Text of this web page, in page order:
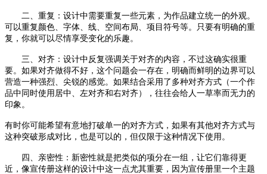
二、重复：设计中需要重复一些元素，为作品建立统一的外观。
可以重复颜色、字体、线、空间布局、项目符号等。只要有明确的重
复，你就可以尽情享受变化的乐趣。
三、对齐：设计中反复强调关于对齐的内容，不过这确实很重
要。如果对齐做得不好，这个问题会一存在，明确而鲜明的边界可以
营造一种强烈、尖锐的感觉。如果结合采用了多种对齐方式（一个作
品中同时使用居中、左对齐和右对齐），往往会给人一草率而无力的
印象。
有时你可能希望有意地打破单一的对齐方式，如果有其他对齐方式与
这种突破形成对比，也是可以的，但仅限于这种情况下使用。
四、亲密性：新密性就是把类似的项分在一组，让它们靠得更
近，像宣传册这样的设计中这一点尤其重要，因为宣传册里一个主题